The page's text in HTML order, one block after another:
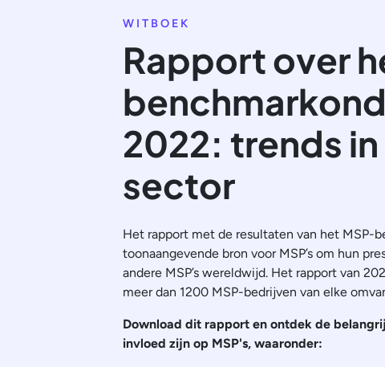
WITBOEK
Rapport over
2022: trends
sector
Het rapport met de resultaten van het MSP-
toonaangevende bron voor MSP’s om hun
andere MSP’s wereldwijd. Het rapport van
meer dan 1200 MSP-bedrijven van elke
Download dit rapport en ontdek de
invloed zijn op MSP's, waaronder: